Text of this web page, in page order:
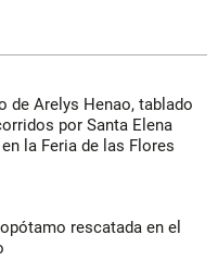
de Arelys Henao, tablado
por Santa Elena
la Feria de las Flores
rescatada en el